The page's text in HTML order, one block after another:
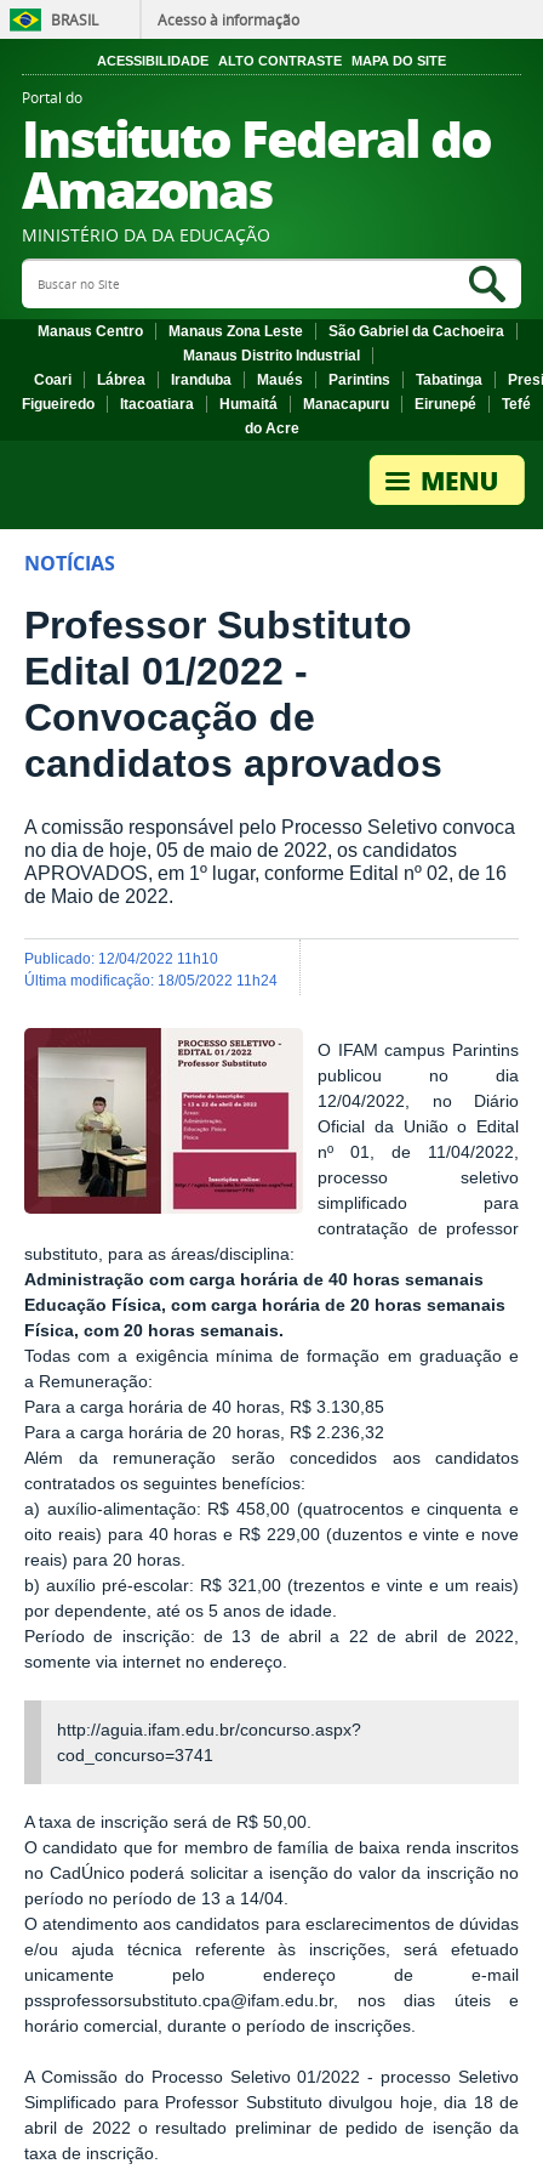
BRASIL Acesso à informação
ACESSIBILIDADE ALTO CONTRASTE MAPA DO SITE
Portal do
Instituto Federal do
Amazonas
MINISTÉRIO DA DA EDUCAÇÃO
Search Site
Manaus Centro Manaus Zona Leste
São Gabriel da Cachoeira
Manaus Distrito Industrial
Coari
Lábrea Iranduba Maués Parintins Tabatinga
Figueiredo
Itacoatiara Humaitá Manacapuru Eirunepé
Tefé
do Acre
NOTÍCIAS
Professor Substituto
Edital 01/2022 -
Convocação de
candidatos aprovados
A comissão responsável pelo Processo Seletivo convoca
no dia de hoje, 05 de maio de 2022, os candidatos
APROVADOS, em 1º lugar, conforme Edital nº 02, de 16
de Maio de 2022.
publicado: 12/04/2022 11h10
última modificação: 18/05/2022 11h24
O IFAM campus Parintins
publicou no dia
12/04/2022, no Diário
Oficial da União o Edital
nº 01, de 11/04/2022,
processo seletivo
simplificado para
contratação de professor
substituto, para as áreas/disciplina:
Administração com carga horária de 40 horas semanais
Educação Física, com carga horária de 20 horas semanais
Física, com 20 horas semanais.
Todas com a exigência mínima de formação em graduação e
a Remuneração:
Para a carga horária de 40 horas, R$ 3.130,85
Para a carga horária de 20 horas, R$ 2.236,32
Além da remuneração serão concedidos aos candidatos
contratados os seguintes benefícios:
a) auxílio-alimentação: R$ 458,00 (quatrocentos e cinquenta e
oito reais) para 40 horas e R$ 229,00 (duzentos e vinte e nove
reais) para 20 horas.
b) auxílio pré-escolar: R$ 321,00 (trezentos e vinte e um reais)
por dependente, até os 5 anos de idade.
Período de inscrição: de 13 de abril a 22 de abril de 2022,
somente via internet no endereço.
http://aguia.ifam.edu.br/concurso.aspx?
cod_concurso=3741
A taxa de inscrição será de R$ 50,00.
O candidato que for membro de família de baixa renda inscritos
no CadÚnico poderá solicitar a isenção do valor da inscrição no
período no período de 13 a 14/04.
O atendimento aos candidatos para esclarecimentos de dúvidas
e/ou ajuda técnica referente às inscrições, será efetuado
unicamente pelo endereço de e-mail
pssprofessorsubstituto.cpa@ifam.edu.br, nos dias úteis e
horário comercial, durante o período de inscrições.
A Comissão do Processo Seletivo 01/2022 - processo Seletivo
Simplificado para Professor Substituto divulgou hoje, dia 18 de
abril de 2022 o resultado preliminar de pedido de isenção da
taxa de inscrição.